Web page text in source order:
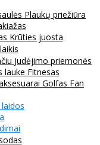
Plaukų priežiūra
Krūties juosta
Judėjimo priemonės
lauke Fitnesas
Golfas Fan